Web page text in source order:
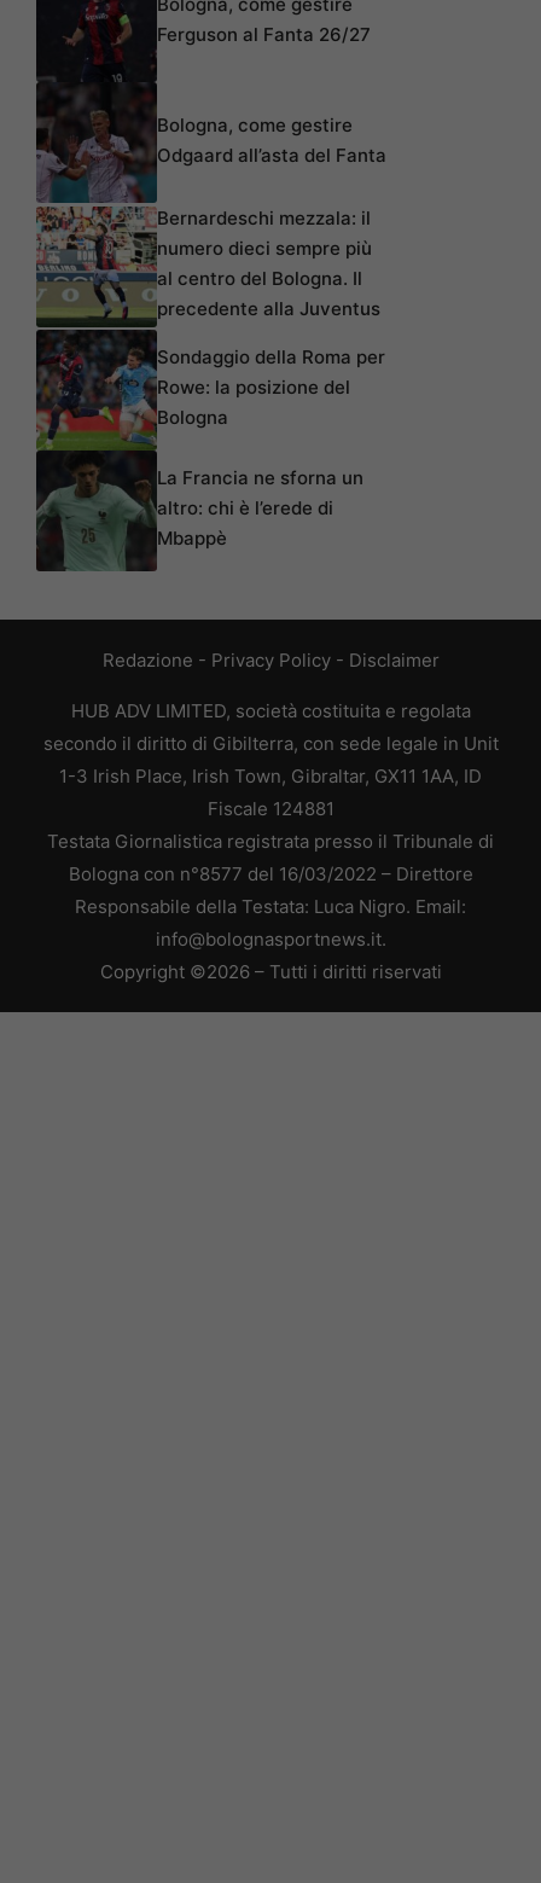
Ferguson al Fanta 26/27
Bologna, come gestire
Odgaard all’asta del Fanta
Bernardeschi mezzala: il
numero dieci sempre più
al centro del Bologna. Il
precedente alla Juventus
Sondaggio della Roma per
Rowe: la posizione del
Bologna
La Francia ne sforna un
altro: chi è l’erede di
Mbappè
Redazione - Privacy Policy- Disclaimer
HUB ADV LIMITED, società costituita e regolata
secondo il diritto di Gibilterra, con sede legale in Unit
1-3 Irish Place, Irish Town, Gibraltar, GX11 1AA, ID
Fiscale 124881
Testata Giornalistica registrata presso il Tribunale di
Bologna con n°8577 del 16/03/2022 – Direttore
Responsabile della Testata: Luca Nigro. Email:
info@bolognasportnews.it.
Copyright ©2026 – Tutti i diritti riservati